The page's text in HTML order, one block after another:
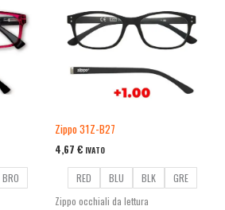
BRO
Zippo 31Z-B27
4,67 € IVATO
RED BLU BLK
GRE
Zippo occhiali da lettura